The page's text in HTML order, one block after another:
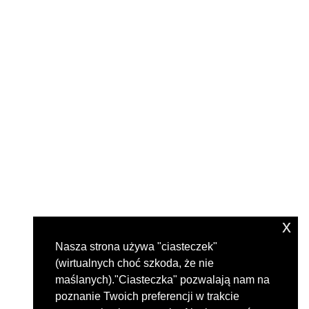
Nasza strona używa "ciasteczek"
(wirtualnych choć szkoda, że nie
maślanych)."Ciasteczka" pozwalają nam na
poznanie Twoich preferencji w trakcie
x